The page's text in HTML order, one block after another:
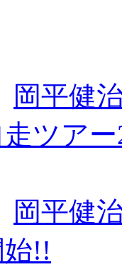
岡平健
ツア
岡平健
始!!